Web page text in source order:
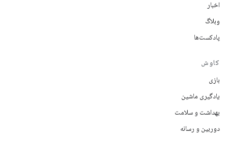
اخبار
وبلاگ
پادکست‌ها
کاوش
بازی
یادگیری ماشین
بهداشت و سلامت
دوربین و رسانه